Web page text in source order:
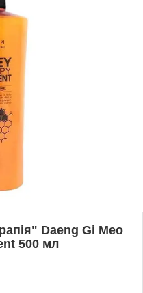
Daeng Gi Meo
500 мл